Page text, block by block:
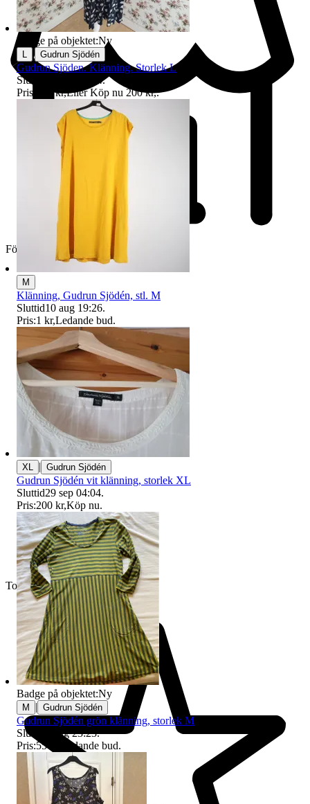
Företag
Toppsäljare
Badge på objektet:Ny
| Gudrun Sjödén
Gudrun Sjöden. Klänning. Storlek L
Sluttid
19 aug 19:44.
Pris:
150 kr,Eller Köp nu 200 kr,.
M
Klänning, Gudrun Sjödén, stl. M
Sluttid10 aug 19:26.
Pris:1 kr,Ledande bud.
XL | Gudrun Sjödén
Gudrun Sjödén vit klänning, storlek XL
Sluttid29 sep 04:04.
Pris:200 kr,Köp nu.
Badge på objektet:Ny
M | Gudrun Sjödén
Gudrun Sjödén grön klänning, storlek M
Sluttid
9 aug 23:23.
Pris:55 kr Ledande bud.